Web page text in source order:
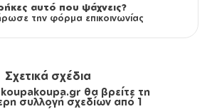
αυτό που ψάχνεις?
την φόρμα επικοινωνίας
Σχετικά σχέδια
θα βρείτε τη
συλλογή σχεδίων από 1